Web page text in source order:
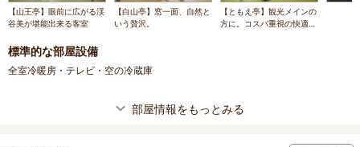
【山王亭】眼前に広がる渓
谷美が堪能出来る客室
【白山亭】窓一面、自然と
いう贅沢。
【ともえ亭】観光メインの
方に。コスパ重視の快適拠
標準的な部屋設備
全室冷暖房・テレビ・空の冷蔵庫
部屋情報をもっとみる